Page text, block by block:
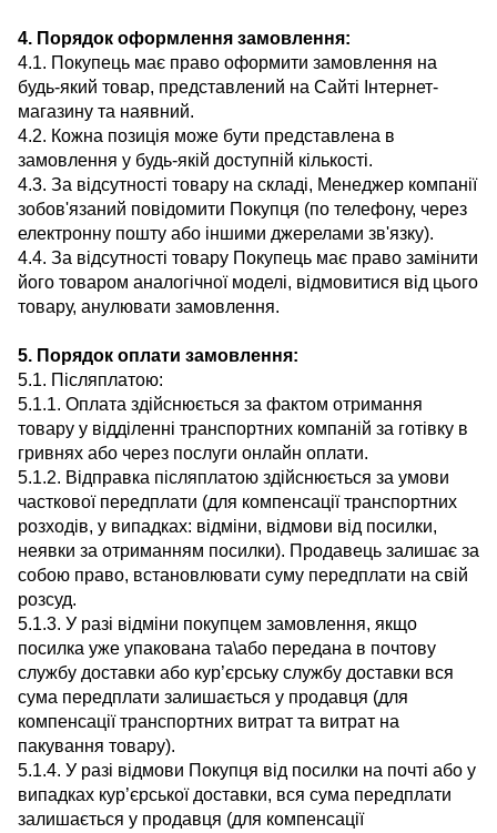
4. Порядок оформлення замовлення:
4.1. Покупець має право оформити замовлення на
будь-який товар, представлений на Сайті Інтернет-
магазину та наявний.
4.2. Кожна позиція може бути представлена ​​в
замовлення у будь-якій доступній кількості.
4.3. За відсутності товару на складі, Менеджер компанії
зобов'язаний повідомити Покупця (по телефону, через
електронну пошту або іншими джерелами зв'язку).
4.4. За відсутності товару Покупець має право замінити
його товаром аналогічної моделі, відмовитися від цього
товару, анулювати замовлення.
5. Порядок оплати замовлення:
5.1. Післяплатою:
5.1.1. Оплата здійснюється за фактом отримання
товару у відділенні транспортних компаній за готівку в
гривнях або через послуги онлайн оплати.
5.1.2. Відправка післяплатою здійснюється за умови
часткової передплати (для компенсації транспортних
розходів, у випадках: відміни, відмови від посилки,
неявки за отриманням посилки). Продавець залишає за
собою право, встановлювати суму передплати на свій
розсуд.
5.1.3. У разі відміни покупцем замовлення, якщо
посилка уже упакована та\або передана в почтову
службу доставки або кур’єрську службу доставки вся
сума передплати залишається у продавця (для
компенсації транспортних витрат та витрат на
пакування товару).
5.1.4. У разі відмови Покупця від посилки на почті або у
випадках кур’єрської доставки, вся сума передплати
залишається у продавця (для компенсації